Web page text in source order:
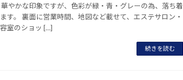
やかな印象ですが、色彩が緑・青・グレーの為、落ち着
す。 裏面に営業時間、地図など載せて、エステサロン・
室のショッ […]
続きを読む